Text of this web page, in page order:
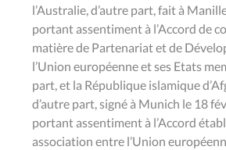
l’Australie, d’autre part, fait à
portant assentiment à l’Accord de
matière de Partenariat et de
l’Union européenne et ses Etats
part, et la République islamique
d’autre part, signé à Munich le 18
portant assentiment à l’Accord
association entre l’Union